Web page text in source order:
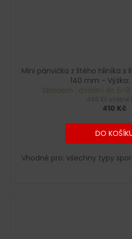
Mini pánvička z litého hliníka
140 mm -
Skladem : dodání do 6-
410 Kč
DO
Vhodné pro: všechny typy